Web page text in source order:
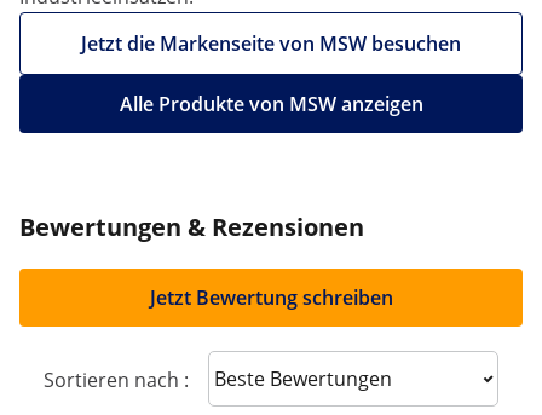
Jetzt die Markenseite von MSW besuchen
Alle Produkte von MSW anzeigen
Bewertungen & Rezensionen
Jetzt Bewertung schreiben
Sortieren nach : Sort reviews